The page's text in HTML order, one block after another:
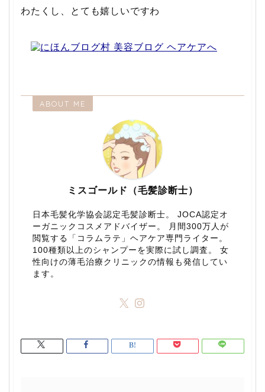
わたくし、とても嬉しいですわ
ABOUT ME
ミスゴールド（毛髪診断士）
日本毛髪化学協会認定毛髪診断士。 JOCA認定オ
ーガニックコスメアドバイザー。 月間300万人が
閲覧する「コラムラテ」ヘアケア専門ライター。
100種類以上のシャンプーを実際に試し調査。 女
性向けの薄毛治療クリニックの情報も発信してい
ます。